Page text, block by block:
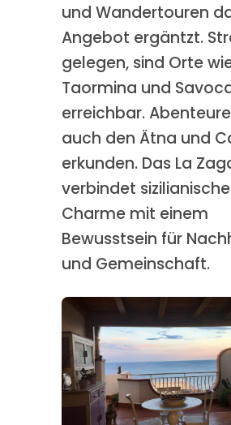
und Wandertouren
Angebot ergäntzt.
gelegen, sind Orte
Taormina und
erreichbar.
auch den Ätna und
erkunden. Das La
verbindet
Charme mit einem
Bewusstsein für
und Gemeinschaft.